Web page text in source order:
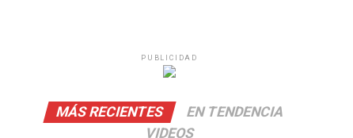
PUBLICIDAD
MÁS RECIENTES
EN TENDENCIA
VIDEOS